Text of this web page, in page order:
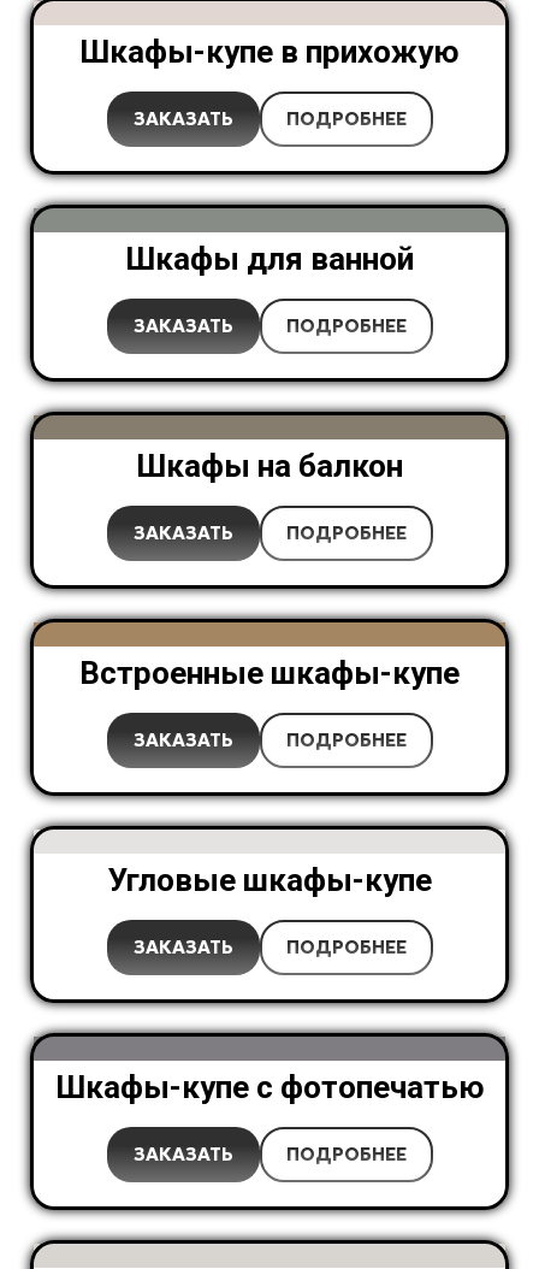
Шкафы-купе в прихожую
ЗАКАЗАТЬ ПОДРОБНЕЕ
Шкафы для ванной
ЗАКАЗАТЬ ПОДРОБНЕЕ
Шкафы на балкон
ЗАКАЗАТЬ ПОДРОБНЕЕ
Встроенные шкафы-купе
ЗАКАЗАТЬ ПОДРОБНЕЕ
Угловые шкафы-купе
ЗАКАЗАТЬ ПОДРОБНЕЕ
Шкафы-купе с фотопечатью
ЗАКАЗАТЬ ПОДРОБНЕЕ